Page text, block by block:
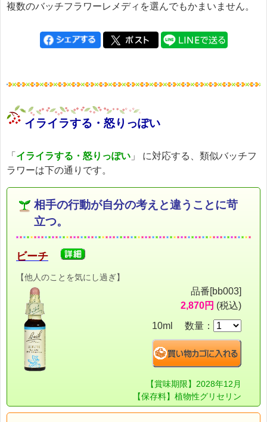
複数のバッチフラワーレメディを選んでもかまいません。
イライラする・怒りっぽい
「 イライラする・怒りっぽい 」 に対応する、類似バッチフ
ラワーは下の通りです。
相手の行動が自分の考えと違うことに苛
立つ。
ビーチ
【他人のことを気にし過ぎ】
品番[bb003]
2,870円 (税込)
10ml 数量：
【賞味期限】2028年12月
【保存料】植物性グリセリン